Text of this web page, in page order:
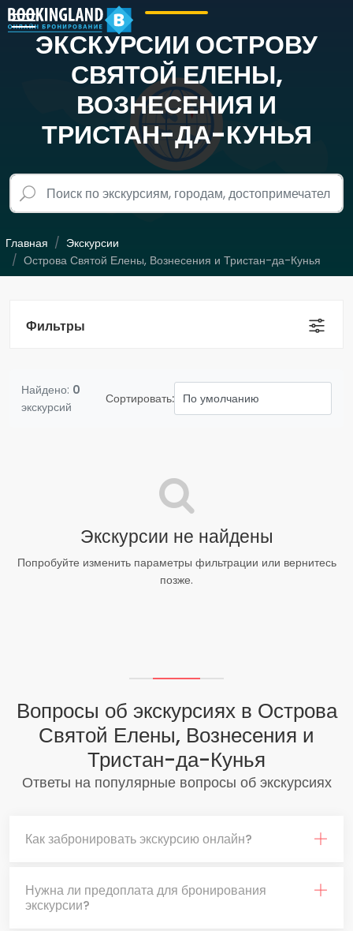
ЭКСКУРСИИ ОСТРОВУ
СВЯТОЙ ЕЛЕНЫ,
ВОЗНЕСЕНИЯ И
ТРИСТАН-ДА-КУНЬЯ
Главная
Экскурсии
Острова Святой Елены, Вознесения и Тристан-да-Кунья
Фильтры
Найдено: 0
экскурсий
Сортировать:
Экскурсии не найдены
Попробуйте изменить параметры фильтрации или вернитесь
позже.
Вопросы об экскурсиях в Острова
Святой Елены, Вознесения и
Тристан-да-Кунья
Ответы на популярные вопросы об экскурсиях
Как забронировать экскурсию онлайн?
Нужна ли предоплата для бронирования
экскурсии?